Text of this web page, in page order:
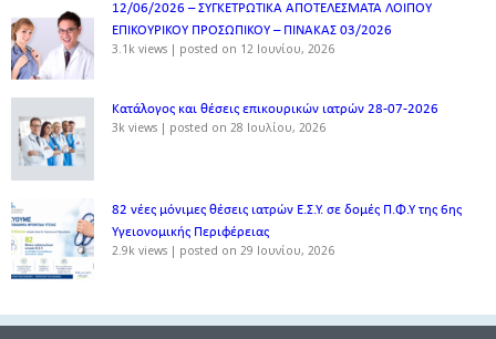
12/06/2026 – ΣΥΓΚΕΤΡΩΤΙΚΑ ΑΠΟΤΕΛΕΣΜΑΤΑ ΛΟΙΠΟΥ
ΕΠΙΚΟΥΡΙΚΟΥ ΠΡΟΣΩΠΙΚΟΥ – ΠΙΝΑΚΑΣ 03/2026
3.1k views | posted on 12 Ιουνίου, 2026
Κατάλογος και θέσεις επικουρικών ιατρών 28-07-2026
3k views | posted on 28 Ιουλίου, 2026
82 νέες μόνιμες θέσεις ιατρών Ε.Σ.Υ. σε δομές Π.Φ.Υ της 6ης
Υγειονομικής Περιφέρειας
2.9k views | posted on 29 Ιουνίου, 2026